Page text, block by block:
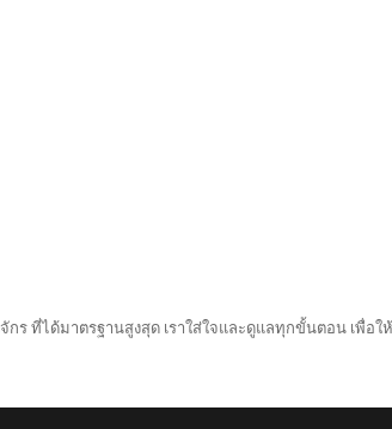
ที่ได้มาตรฐานสูงสุด เราใส่ใจและดูแลทุกขั้นตอน เพื่อใ